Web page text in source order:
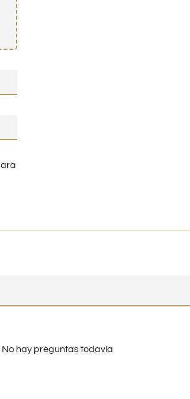
No hay preguntas todavía